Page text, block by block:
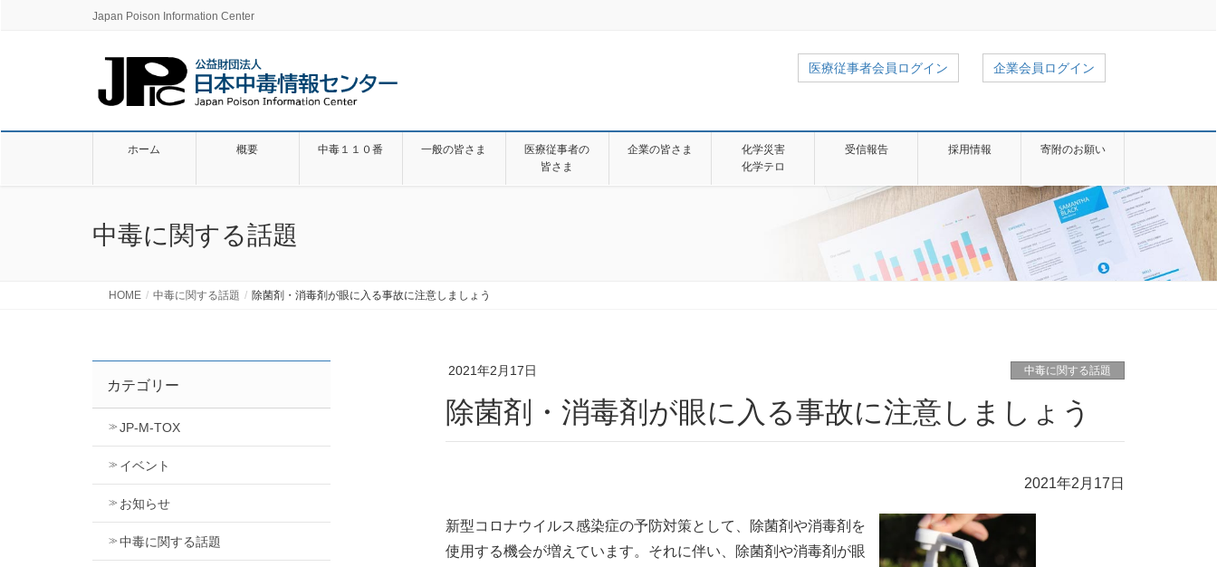
Japan Poison Information Center
医療従事者会員ログイン 企業会員ログイン
ホーム 概要 中毒１１０番 一般の皆さま
医療従事者の
皆さま
企業の皆さま
化学災害
化学テロ
受信報告 採用情報 寄附のお願い
中毒に関する話題
HOME 中毒に関する話題 除菌剤・消毒剤が眼に入る事故に注意しましょう
2021年2月17日 中毒に関する話題
除菌剤・消毒剤が眼に入る事故に注意しましょう
2021年2月17日
新型コロナウイルス感染症の予防対策として、除菌剤や消毒剤を
使用する機会が増えています。それに伴い、除菌剤や消毒剤が眼
カテゴリー
JP-M-TOX
イベント
お知らせ
中毒に関する話題